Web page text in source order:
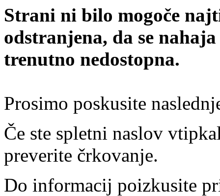
Strani ni bilo mogoče
odstranjena, da se
trenutno nedostopna.
Prosimo poskusite
Če ste spletni naslov
preverite črkovanje.
Do informacij poizkusite